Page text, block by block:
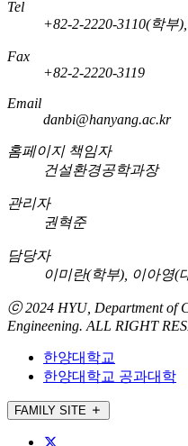
Tel
+82-2-2220-3110(학부
Fax
+82-2-2220-3119
Email
danbi@hanyang.ac.kr
홈페이지 책임자
건설환경공학과장
관리자
권혁준
담당자
이미란(학부), 이아영(
ⓒ 2024 HYU, Department of
Engineening. ALL RIGHT
한양대학교
한양대학교 공과대학
FAMILY SITE